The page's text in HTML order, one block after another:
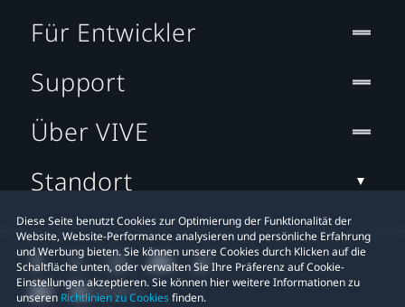
Diese Seite benutzt Cookies zur Optimierung der Funktionalität der
Website, Website-Performance analysieren und persönliche Erfahrung
und Werbung bieten. Sie können unsere Cookies durch Klicken auf die
Schaltfläche unten, oder verwalten Sie Ihre Präferenz auf Cookie-
Einstellungen akzeptieren. Sie können hier weitere Informationen zu
unseren Richtlinien zu Cookiesfinden.
Für Entwickler
Support
Über VIVE
Standort